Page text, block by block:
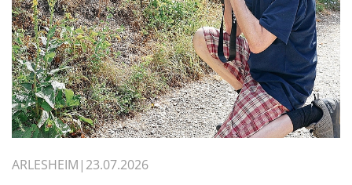
ARLESHEIM 23.07.2026